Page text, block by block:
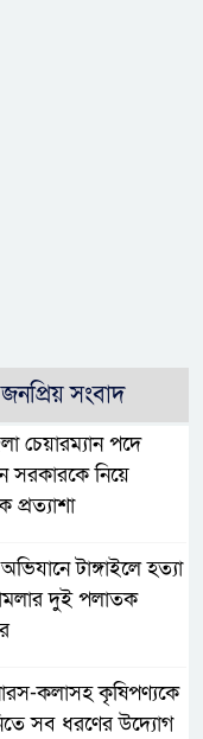
জনপ্রিয় সংবাদ
চেয়ারম্যান পদে
সরকারকে নিয়ে
টাঙ্গাইলে হত্যা
দুই পলাতক
কলাসহ কৃষিপণ্যকে
সব ধরণের উদ্যোগ